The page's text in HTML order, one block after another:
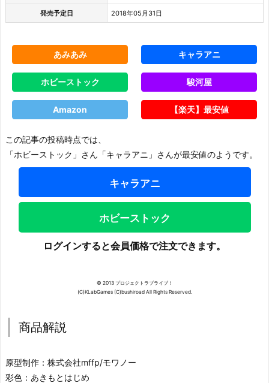
発売予定日 2018年05月31日
あみあみ キャラアニ
ホビーストック 駿河屋
Amazon 【楽天】最安値
この記事の投稿時点では、
「ホビーストック」さん「キャラアニ」さんが最安値のようです。
キャラアニ
ホビーストック
ログインすると会員価格で注文できます。
© 2013 プロジェクトラブライブ！
(C)KLabGames (C)bushiroad All Rights Reserved.
商品解説
原型制作：株式会社mffp/モワノー
彩色：あきもとはじめ